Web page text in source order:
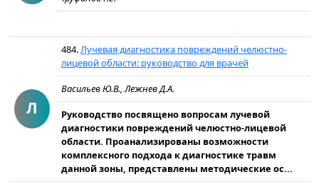
Л
484.Лучевая диагностика повреждений челюстно-
лицевой области: руководство для врачей
Васильев Ю.В., Лежнев Д.А.
Руководство посвящено вопросам лучевой
диагностики повреждений челюстно-лицевой
области. Проанализированы возможности
комплексного подхода к диагностике травм
данной зоны, представлены методические ос...